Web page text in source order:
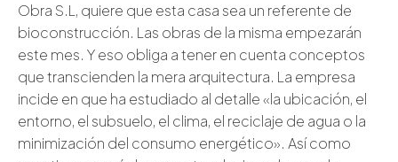
Obra S.L, quiere que esta casa sea un referente de
bioconstrucción. Las obras de la misma empezarán
este mes. Y eso obliga a tener en cuenta conceptos
que transcienden la mera arquitectura. La empresa
incide en que ha estudiado al detalle «la ubicación, el
entorno, el subsuelo, el clima, el reciclaje de agua o la
minimización del consumo energético». Así como